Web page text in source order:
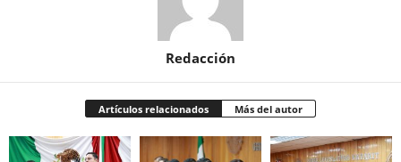
Redacción
Artículos relacionados Más del autor